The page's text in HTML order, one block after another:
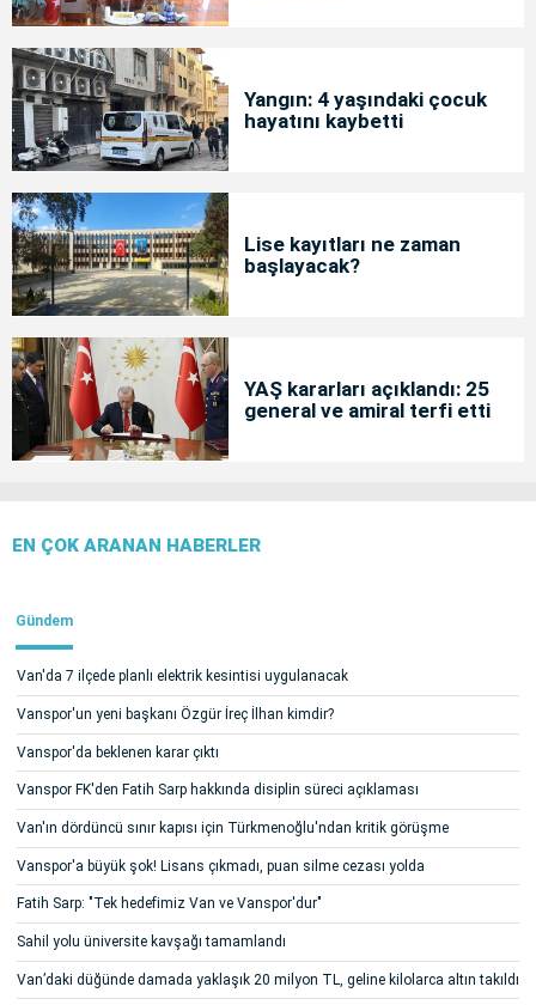
Yangın: 4 yaşındaki çocuk
hayatını kaybetti
Lise kayıtları ne zaman
başlayacak?
YAŞ kararları açıklandı: 25
general ve amiral terfi etti
EN ÇOK ARANAN HABERLER
Gündem
Van'da 7 ilçede planlı elektrik kesintisi uygulanacak
Vanspor'un yeni başkanı Özgür İreç İlhan kimdir?
Vanspor'da beklenen karar çıktı
Vanspor FK'den Fatih Sarp hakkında disiplin süreci açıklaması
Van'ın dördüncü sınır kapısı için Türkmenoğlu'ndan kritik görüşme
Vanspor'a büyük şok! Lisans çıkmadı, puan silme cezası yolda
Fatih Sarp: "Tek hedefimiz Van ve Vanspor'dur"
Sahil yolu üniversite kavşağı tamamlandı
Van’daki düğünde damada yaklaşık 20 milyon TL, geline kilolarca altın takıldı